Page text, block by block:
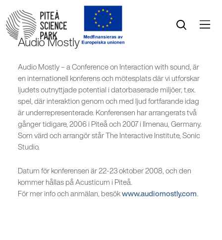
Öppna sök
Öppna menyn
Audio Mostly
Audio Mostly – a Conference on Interaction with sound, är
en internationell konferens och mötesplats där vi utforskar
ljudets outnyttjade potential i datorbaserade miljöer, t.ex.
spel, där interaktion genom och med ljud fortfarande idag
är underrepresenterade. Konferensen har arrangerats två
gånger tidigare, 2006 i Piteå och 2007 i Ilmenau, Germany.
Som värd och arrangör står The Interactive Institute, Sonic
Studio.
Datum för konferensen är 22-23 oktober 2008, och den
kommer hållas på Acusticum i Piteå.
För mer info och anmälan, besök www.audiomostly.com .